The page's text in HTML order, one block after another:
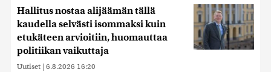
Hallitus nostaa alijäämän tällä
kaudella selvästi isommaksi kuin
etukäteen arvioitiin, huomauttaa
politiikan vaikuttaja
Uutiset | 6.8.2026 16:20